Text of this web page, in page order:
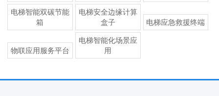
电梯智能双碳节能
箱
电梯安全边缘计算
盒子
电梯应急救援终端
物联应用服务平台
电梯智能化场景应
用